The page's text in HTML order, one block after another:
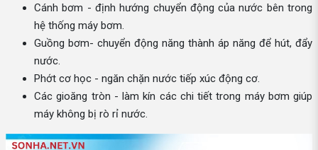
Cánh bơm - định hướng chuyển động của nước bên trong
hệ thống máy bơm.
Guồng bơm- chuyển động năng thành áp năng để hút, đẩy
nước.
Phớt cơ học - ngăn chặn nước tiếp xúc động cơ.
Các gioăng tròn - làm kín các chi tiết trong máy bơm giúp
máy không bị rò rỉ nước.